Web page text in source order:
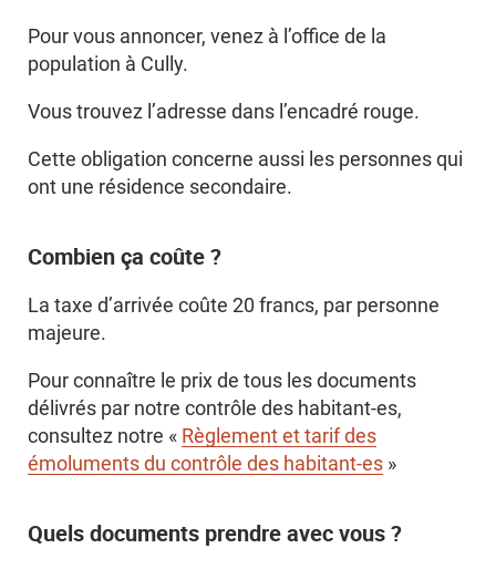
Pour vous annoncer, venez à l’office de la
population à Cully.
Vous trouvez l’adresse dans l’encadré rouge.
Cette obligation concerne aussi les personnes qui
ont une résidence secondaire.
Combien ça coûte ?
La taxe d’arrivée coûte 20 francs, par personne
majeure.
Pour connaître le prix de tous les documents
délivrés par notre contrôle des habitant-es,
consultez notre « Règlement et tarif des
émoluments du contrôle des habitant-es »
Quels documents prendre avec vous ?